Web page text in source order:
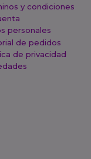
y condiciones
personales
de pedidos
de privacidad